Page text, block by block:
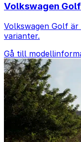
Volkswagen Golf
Volkswagen Golf
varianter.
Gå till